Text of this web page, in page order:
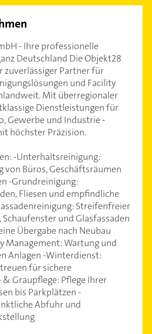
- Ihre professionelle
Deutschland Die Objekt28
zuverlässiger Partner für
und Facility
Mit überregionaler
Dienstleistungen für
Gewerbe und Industrie -
höchster Präzision.
-Unterhaltsreinigung:
von Büros, Geschäftsräumen
-Grundreinigung:
Fliesen und empfindliche
Streifenfreier
und Glasfassaden
Übergabe nach Neubau
Management: Wartung und
Anlagen -Winterdienst:
für sichere
Graupflege: Pflege Ihrer
bis Parkplätzen -
Abfuhr und